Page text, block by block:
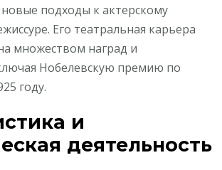
подходы к актерскому
Его театральная карьера
множеством наград и
Нобелевскую премию по
году.
и
деятельность